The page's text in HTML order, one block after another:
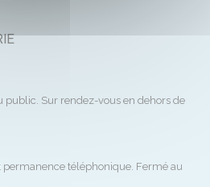
public. Sur rendez-vous en dehors de
téléphonique. Fermé au